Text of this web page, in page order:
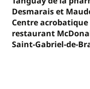
Desmarais et
Centre
restaurant
Saint-Gabriel-de-